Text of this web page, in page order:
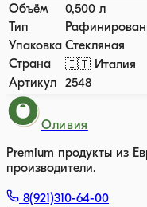
Объём
0,500 л
Тип
Упаковка Стекляная
Страна
🇮🇹 Италия
Артикул
2548
Оливия
Premium продукты из
производители.
8(921)310-64-00